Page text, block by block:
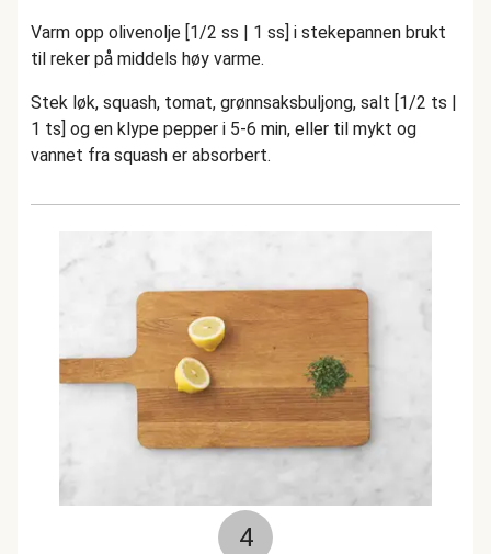
Varm opp olivenolje [1/2 ss | 1 ss] i stekepannen brukt
til reker på middels høy varme.
Stek løk, squash, tomat, grønnsaksbuljong, salt [1/2 ts |
1 ts] og en klype pepper i 5-6 min, eller til mykt og
vannet fra squash er absorbert.
4